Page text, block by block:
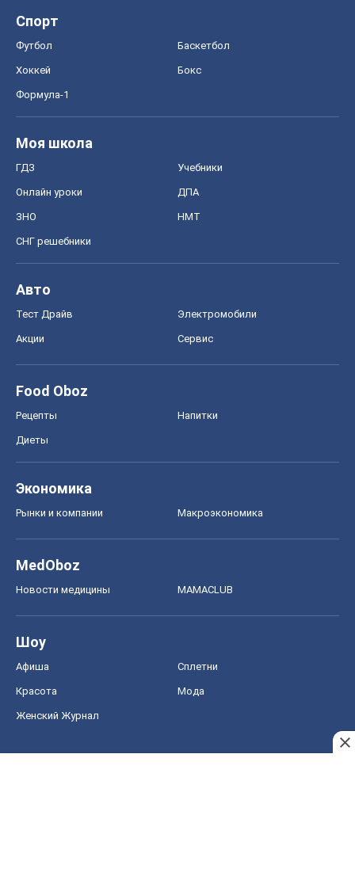
Спорт
Футбол Баскетбол
Хоккей Бокс
Формула-1
Моя школа
ГДЗ Учебники
Онлайн уроки ДПА
ЗНО НМТ
СНГ решебники
Авто
Тест Драйв Электромобили
Акции Сервис
Food Oboz
Рецепты Напитки
Диеты
Экономика
Рынки и компании Mакроэкономика
MedOboz
Новости медицины MAMACLUB
Шоу
Афиша Сплетни
Красота Мода
Женский Журнал